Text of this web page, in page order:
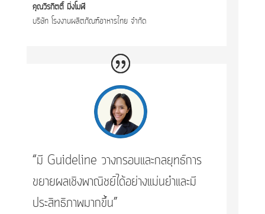
คุณวิรกิตติ์ มิ่งโมฬี
บริษัท โรงงานผลิตภัณฑ์อาหารไทย จำกัด
“มี Guideline วางกรอบและกลยุทธ์การ
ขยายผลเชิงพาณิชย์ได้อย่างแม่นยำและมี
ประสิทธิภาพมากขึ้น”